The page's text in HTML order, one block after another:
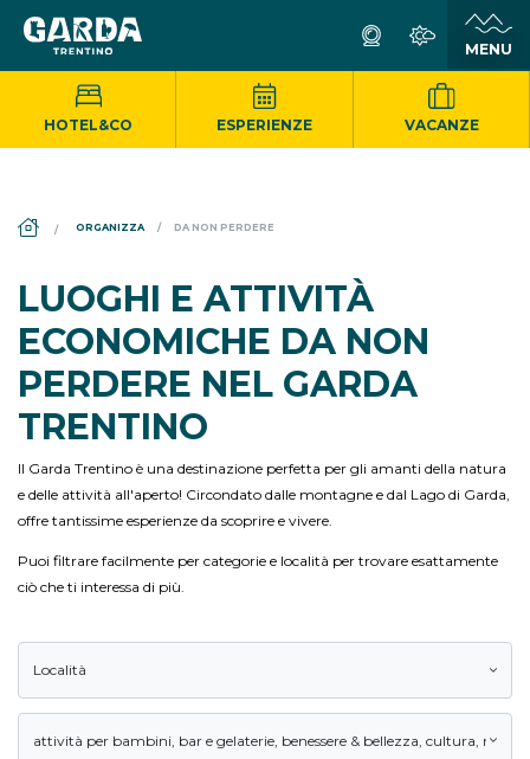
HOTEL&CO ESPERIENZE VACANZE
DS_BREADCRUMB.HOME
ORGANIZZA DA NON PERDERE
LUOGHI E ATTIVITÀ
ECONOMICHE DA NON
PERDERE NEL GARDA
TRENTINO
Il Garda Trentino è una destinazione perfetta per gli amanti della natura
e delle attività all'aperto! Circondato dalle montagne e dal Lago di Garda,
offre tantissime esperienze da scoprire e vivere.
Puoi filtrare facilmente per categorie e località per trovare esattamente
ciò che ti interessa di più.
Località
attività per bambini bar e gelaterie benessere & bellezza cultura natura